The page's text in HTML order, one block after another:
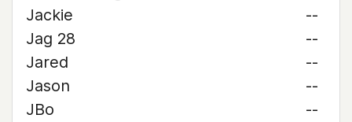
Jackie
--
Jag 28
--
Jared
--
Jason
--
JBo
--